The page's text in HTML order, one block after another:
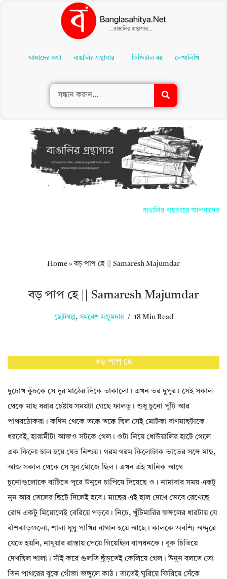
Contentআমাদের কথা বাঙালির গ্রন্থাগার ডিজিটাল বই লেখালিখি
বাঙালির গ্রন্থাগারে আপনাদের সকলকে
Home »বড় পাপ হে || Samaresh Majumdar
বড় পাপ হে || Samaresh Majumdar
ছোটগল্প , সমরেশ মজুমদার 18 Min Read
বড় পাপ হে
দুচোখ কুঁচকে সে দূর মাঠের দিকে তাকালো। এখন ভর দুপুর। সেই সকাল
থেকে মাছ ধরার চেষ্টায় সময়টা গেছে ফালতু। শুধু চুনো পুঁটি আর
পাথরঠোকরা। কদিন থেকে তক্কে তক্কে ছিল সেই মোটকা বাণমাছটাকে
ধরবেই, হারামীটা আজও সটকে গেল। ওটা নিয়ে ধোউয়ালির হাটে গেলে
এক কিলো চাল হয়ে যেত নিশ্চয়। গরম গরম কিলোটাক ভাতের সঙ্গে মাছ,
আজ সকাল থেকে সে খুব মৌজে ছিল। এখন এই খানিক আগে
চুনোগুলোকে বাটিতে পুরে উনুনে চাপিয়ে দিয়েছে ও। নামাবার সময় একটু
নুন আর তেলের ছিটে দিলেই হবে। মাছের এই হাল দেখে ভেবে রেখেছে
রোদ একটু মিয়োলেই বেরিয়ে পড়বে। নিচে, খুঁটিমারির জঙ্গলের ধারটায় যে
বাঁশঝাড়গুলো, শালা ঘুঘু পাখির বাগান হয়ে আছে। কালকে অবশ্যি অদ্দুরে
যেতে হয়নি, নাথুয়ার রাস্তায় পেয়ে গিয়েছিল বাপধনকে। বুক চিতিয়ে
দেখছিল শালা। সাঁই করে গুলতি ছুঁড়তেই কেলিয়ে গেল। উনুন বলতে তো
তিন পাথরের বুকে গোঁজা জঙ্গুলে কাঠ। তাতেই ঘুরিয়ে ফিরিয়ে সেঁকে